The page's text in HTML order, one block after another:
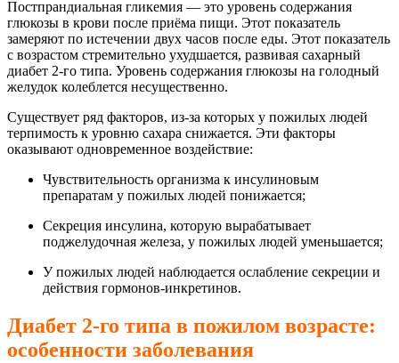
Постпрандиальная гликемия — это уровень содержания
глюкозы в крови после приёма пищи. Этот показатель
замеряют по истечении двух часов после еды. Этот показатель
с возрастом стремительно ухудшается, развивая сахарный
диабет 2-го типа. Уровень содержания глюкозы на голодный
желудок колеблется несущественно.
Существует ряд факторов, из-за которых у пожилых людей
терпимость к уровню сахара снижается. Эти факторы
оказывают одновременное воздействие:
Чувствительность организма к инсулиновым
препаратам у пожилых людей понижается;
Секреция инсулина, которую вырабатывает
поджелудочная железа, у пожилых людей уменьшается;
У пожилых людей наблюдается ослабление секреции и
действия гормонов-инкретинов.
Диабет 2-го типа в пожилом возрасте:
особенности заболевания